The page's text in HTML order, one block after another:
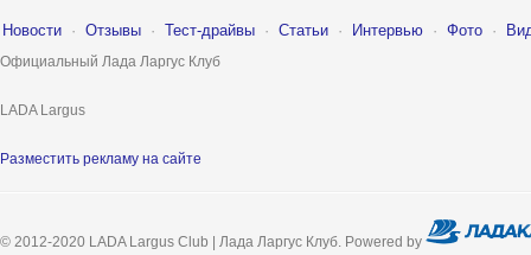
Новости · Отзывы · Тест-драйвы · Статьи · Интервью · Фото ·
Официальный Лада Ларгус Клуб
LADA Largus
Разместить рекламу на сайте
© 2012-2020 LADA Largus Club | Лада Ларгус Клуб. Powered by